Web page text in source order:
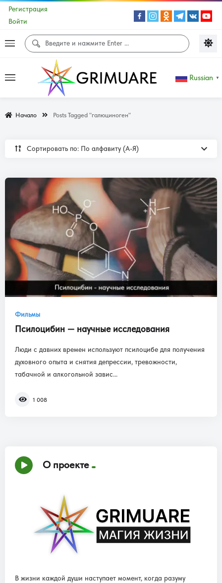
Регистрация
Войти
Russian ▼
Начало Posts Tagged "галюциноген"
Сортировать по: По алфавиту (А-Я)
Фильмы
Псилоцибин — научные исследования
Люди с давних времен используют псилоцибе для получения
духовного опыта и снятия депрессии, тревожности,
табачной и алкогольной завис...
1 008
О проекте
В жизни каждой души наступает момент, когда разуму